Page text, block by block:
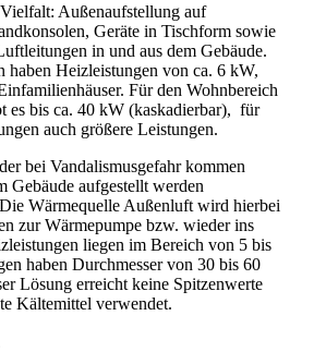
Außenaufstellung auf
Geräte in Tischform sowie
in und aus dem Gebäude.
haben Heizleistungen von ca. 6 kW,
Für den Wohnbereich
es bis ca. 40 kW (kaskadierbar), für
auch größere Leistungen.
bei Vandalismusgefahr kommen
Gebäude aufgestellt werden
Wärmequelle Außenluft wird hierbei
zur Wärmepumpe bzw. wieder ins
liegen im Bereich von 5 bis
haben Durchmesser von 30 bis 60
Lösung erreicht keine Spitzenwerte
Kältemittel verwendet.